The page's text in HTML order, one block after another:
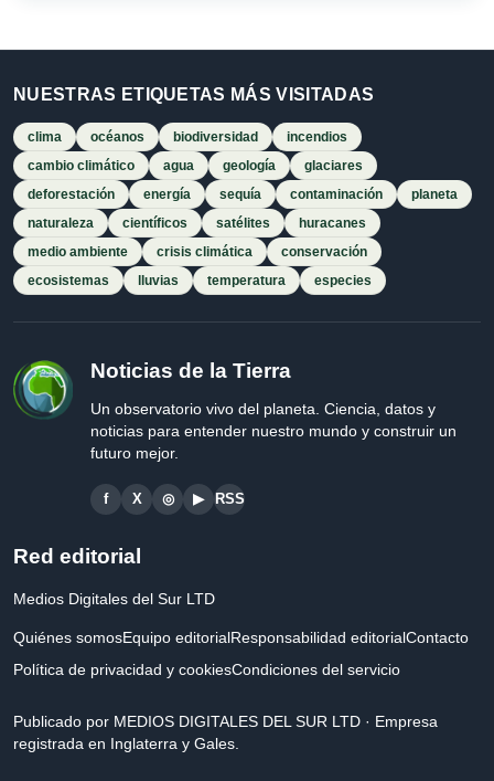
NUESTRAS ETIQUETAS MÁS VISITADAS
clima océanos biodiversidad
incendios
cambio climático
agua geología
glaciares
deforestación
energía sequía contaminación
planeta
naturaleza
científicos satélites
huracanes
medio ambiente
crisis climática
conservación
ecosistemas
lluvias temperatura especies
Noticias de la Tierra
Un observatorio vivo del planeta. Ciencia, datos y
noticias para entender nuestro mundo y construir un
futuro mejor.
f X ◎ ▶ RSS
Red editorial
Medios Digitales del Sur LTD
Quiénes somosEquipo editorialResponsabilidad editorialContacto
Política de privacidad y cookiesCondiciones del servicio
Publicado por MEDIOS DIGITALES DEL SUR LTD · Empresa
registrada en Inglaterra y Gales.